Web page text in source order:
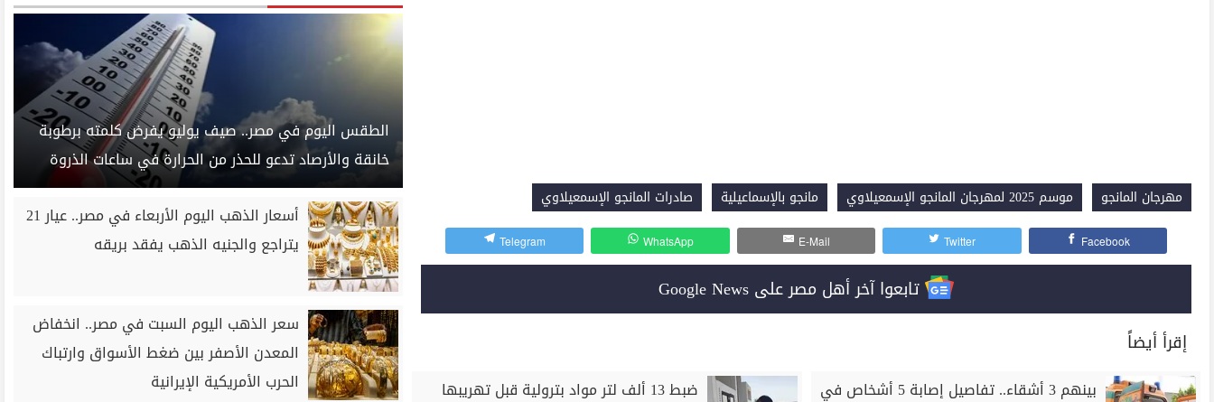
مهرجان المانجو موسم 2025 لمهرجان المانجو الإسمعيلاوي مانجو بالإسماعيلية صادرات المانجو الإسمعيلاوي
Facebook
Twitter
E-Mail
WhatsApp
Telegram
تابعوا آخر أهل مصر على Google News
إقرأ أيضاً
بينهم 3 أشقاء.. تفاصيل إصابة 5 أشخاص في ضبط 13 ألف لتر مواد بترولية قبل تهريبها
الطقس اليوم في مصر.. صيف يوليو يفرض كلمته برطوبة
خانقة والأرصاد تدعو للحذر من الحرارة في ساعات الذروة
أسعار الذهب اليوم الأربعاء في مصر.. عيار 21
يتراجع والجنيه الذهب يفقد بريقه
سعر الذهب اليوم السبت في مصر.. انخفاض
المعدن الأصفر بين ضغط الأسواق وارتباك
الحرب الأمريكية الإيرانية